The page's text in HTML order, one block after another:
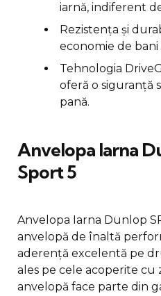
iarnă, indiferent
Rezistența și
economie de bani
Tehnologia
oferă o siguranță
pană.
Anvelopa Iarna
Sport 5
Anvelopa Iarna Dunlop
anvelopă de înaltă
aderență excelentă pe
ales pe cele acoperite cu
anvelopă face parte din